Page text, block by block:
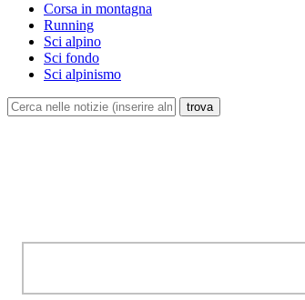
Corsa in montagna
Running
Sci alpino
Sci fondo
Sci alpinismo